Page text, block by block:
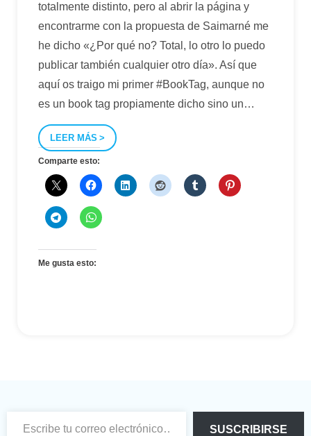
totalmente distinto, pero al abrir la página y
encontrarme con la propuesta de Saimarné me
he dicho «¿Por qué no? Total, lo otro lo puedo
publicar también cualquier otro día». Así que
aquí os traigo mi primer #BookTag, aunque no
es un book tag propiamente dicho sino un…
LEER MÁS
Comparte esto:
Me gusta esto:
SUSCRIBIRSE